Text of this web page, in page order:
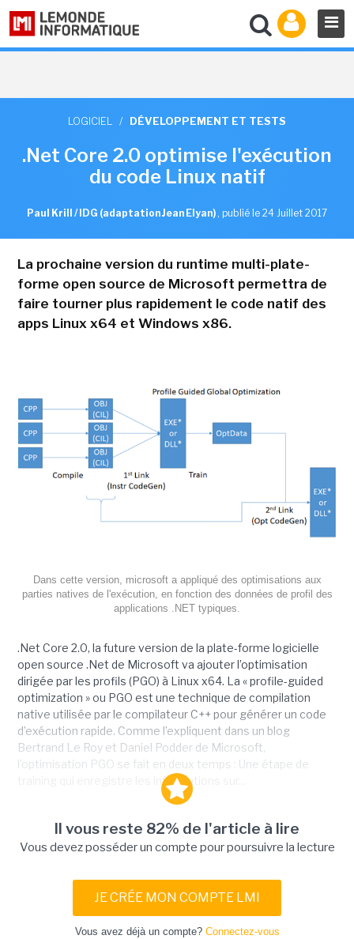
LOGICIEL / DÉVELOPPEMENT ET TESTS
.Net Core 2.0 optimise l'exécution
du code Linux natif
Paul Krill / IDG (adaptation Jean Elyan) , publié le 24 Juillet 2017
La prochaine version du runtime multi-plate-
forme open source de Microsoft permettra de
faire tourner plus rapidement le code natif des
apps Linux x64 et Windows x86.
Dans cette version, microsoft a appliqué des optimisations aux
parties natives de l'exécution, en fonction des données de profil des
applications .NET typiques.
.Net Core 2.0, la future version de la plate-forme logicielle
open source .Net de Microsoft va ajouter l’optimisation
dirigée par les profils (PGO) à Linux x64. La « profile-guided
optimization » ou PGO est une technique de compilation
native utilisée par le compilateur C++ pour générer un code
d’exécution rapide. Comme l’expliquent dans un blog
Bertrand Le Roy et Daniel Podder de Microsoft,
l’optimisation PGO se fait en deux temps : Une étape de
training qui enregistre les informations sur...
Il vous reste 82% de l'article à lire
Vous devez posséder un compte pour poursuivre la lecture
JE CRÉE MON COMPTE LMI
Vous avez déjà un compte? Connectez-vous